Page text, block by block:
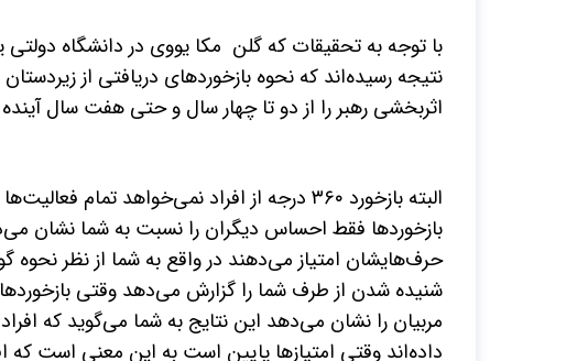
با توجه به تحقیقات که گلن مکا یووی در دانشگاه دولتی
نتیجه رسیده‌اند که نحوه بازخوردهای دریافتی از
اثربخشی رهبر را از دو تا چهار سال و حتی هفت سال
البته بازخورد ۳۶۰ درجه از افراد نمی‌خواهد
بازخوردها فقط احساس دیگران را نسبت به شما نشان
حرف‌هایشان امتیاز می‌دهند در واقع به شما از نظر
مربیان را نشان می‌دهد این نتایج به شما می‌گوید که
داده‌اند وقتی امتیازها پایین است به این معنی است که